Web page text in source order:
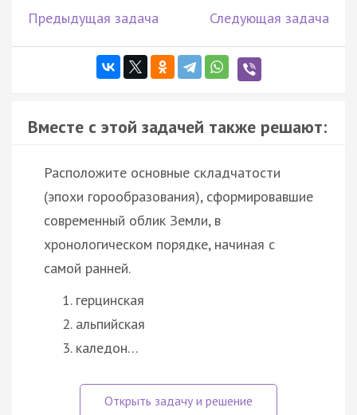
Предыдущая задача Следующая задача
Вместе с этой задачей также решают:
Расположите основные складчатости
(эпохи горообразования), сформировавшие
современный облик Земли, в
хронологическом порядке, начиная с
самой ранней.
герцинская
альпийская
каледон…